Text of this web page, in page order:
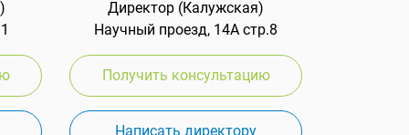
Директор (Калужская)
Научный проезд, 14А стр.8
Получить консультацию
Написать директору